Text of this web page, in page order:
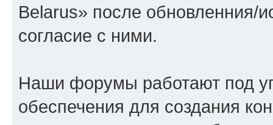
Belarus» после обновленния/
согласие с ними.
Наши форумы работают под
обеспечения для создания